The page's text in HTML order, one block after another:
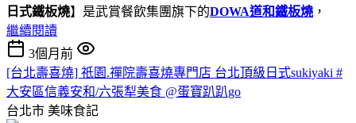
日式鐵板燒】是武賞餐飲集團旗下的DOWA道和鐵板燒 ，
繼續閱讀
3個月前
[台北壽喜燒] 祇園.禪院壽喜燒專門店 台北頂級日式sukiyaki #
大安區信義安和/六張犁美食 @蛋寶趴趴go
台北市 美味食記